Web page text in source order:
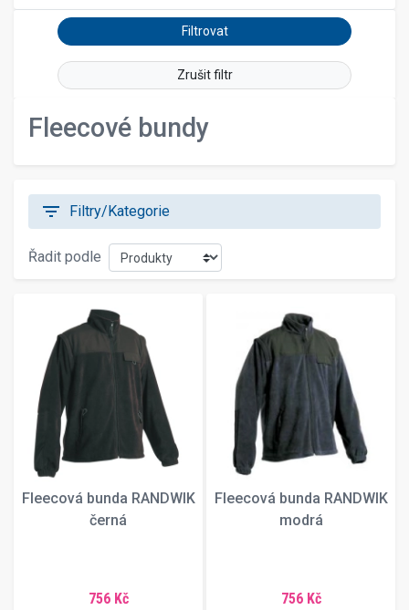
Zrušit filtr
Fleecové bundy
filter_list Filtry/Kategorie
Řadit podle
Fleecová bunda RANDWIK
černá
756 Kč
Fleecová bunda RANDWIK
modrá
756 Kč